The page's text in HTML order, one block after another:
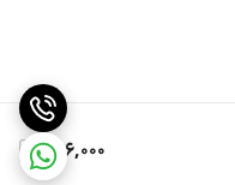
896,000